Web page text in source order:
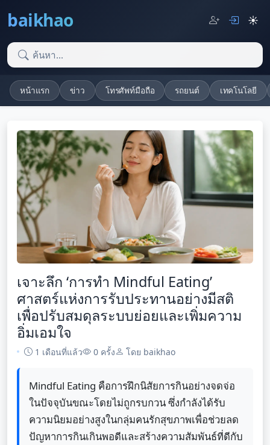
baikhao ☀️
หน้าแรก ข่าว โทรศัพท์มือถือ รถยนต์ เทคโนโลยี
เจาะลึก ‘การทำ Mindful Eating’
ศาสตร์แห่งการรับประทานอย่างมีสติ
เพื่อปรับสมดุลระบบย่อยและเพิ่มความ
อิ่มเอมใจ
1 เดือนที่แล้ว 0 ครั้ง โดย baikhao
Mindful Eating คือการฝึกนิสัยการกินอย่างจดจ่อ
ในปัจจุบันขณะโดยไม่ถูกรบกวน ซึ่งกำลังได้รับ
ความนิยมอย่างสูงในกลุ่มคนรักสุขภาพเพื่อช่วยลด
ปัญหาการกินเกินพอดีและสร้างความสัมพันธ์ที่ดีกับ